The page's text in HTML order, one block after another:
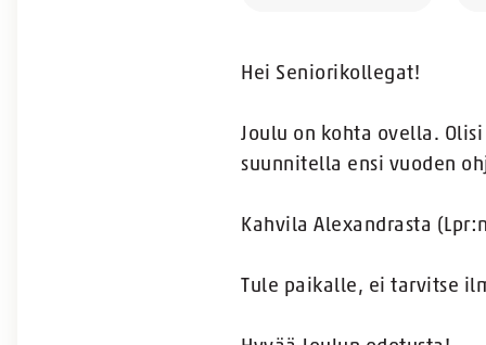
Hei Seniorikollegat!
Joulu on kohta ovella.
suunnitella ensi vuoden
Kahvila Alexandrasta
Tule paikalle, ei tarvitse